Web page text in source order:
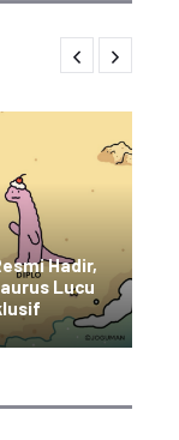
Hadir,
Lucu